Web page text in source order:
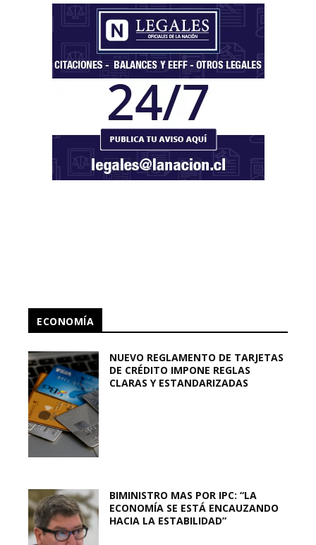
ECONOMÍA
NUEVO REGLAMENTO DE TARJETAS
DE CRÉDITO IMPONE REGLAS
CLARAS Y ESTANDARIZADAS
BIMINISTRO MAS POR IPC: “LA
ECONOMÍA SE ESTÁ ENCAUZANDO
HACIA LA ESTABILIDAD”